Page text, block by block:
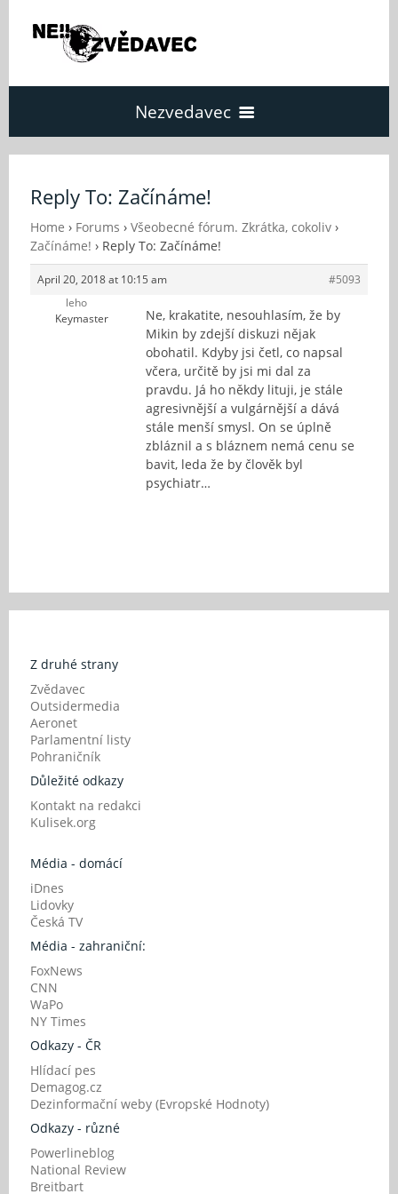
Nezvedavec
Fórum
O Nezvědavci
Kontakt
Reply To: Začínáme!
Home › Forums › Všeobecné fórum. Zkrátka, cokoliv ›
Začínáme! › Reply To: Začínáme!
April 20, 2018 at 10:15 am
#5093
leho
Keymaster
Ne, krakatite, nesouhlasím, že by
Mikin by zdejší diskuzi nějak
obohatil. Kdyby jsi četl, co napsal
včera, určitě by jsi mi dal za
pravdu. Já ho někdy lituji, je stále
agresivnější a vulgárnější a dává
stále menší smysl. On se úplně
zbláznil a s bláznem nemá cenu se
bavit, leda že by člověk byl
psychiatr…
Z druhé strany
Zvědavec
Outsidermedia
Aeronet
Parlamentní listy
Pohraničník
Důležité odkazy
Kontakt na redakci
Kulisek.org
Média - domácí
iDnes
Lidovky
Česká TV
Média - zahraniční:
FoxNews
CNN
WaPo
NY Times
Odkazy - ČR
Hlídací pes
Demagog.cz
Dezinformační weby (Evropské Hodnoty)
Odkazy - různé
Powerlineblog
National Review
Breitbart